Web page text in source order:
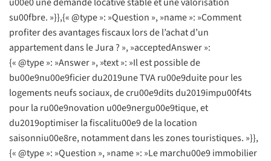
su00fbre. »}},{« @type »: »Question », »name »: »Comment
profiter des avantages fiscaux lors de l’achat d’un
appartement dans le Jura ? », »acceptedAnswer »:
{« @type »: »Answer », »text »: »Il est possible de
bu00e9nu00e9ficier du2019une TVA ru00e9duite pour les
logements neufs sociaux, de cru00e9dits du2019impu00f4ts
pour la ru00e9novation u00e9nergu00e9tique, et
du2019optimiser la fiscalitu00e9 de la location
saisonniu00e8re, notamment dans les zones touristiques. »}},
{« @type »: »Question », »name »: »Le marchu00e9 immobilier